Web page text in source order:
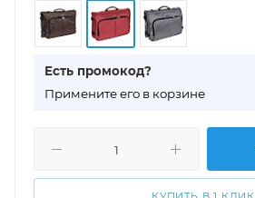
Есть промокод?
Примените его в корзине